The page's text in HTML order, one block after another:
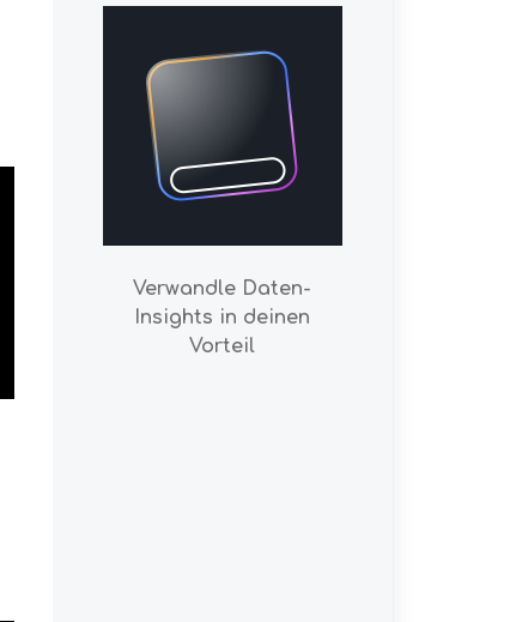
Verwandle Daten-
Insights in deinen
Vorteil